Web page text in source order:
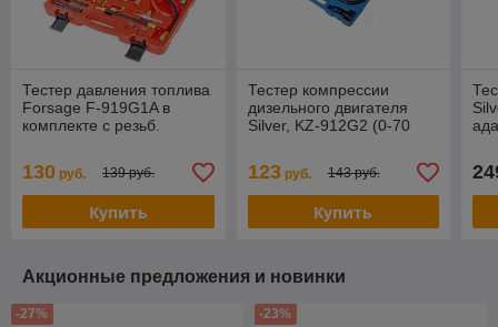
Тестер давления топлива
Forsage F-919G1A в
комплекте с резьб.
переходниками 20пр.(0-
10Bar), в кейсе
130 руб. 139 руб.
Купить
Тестер компрессии
дизельного двигателя
Silver, KZ-912G2 (0-70
123руб. 143 руб.
Купить
Акционные предложения и новинки
-27% -23%